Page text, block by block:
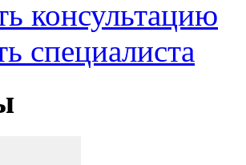
консультацию
специалиста